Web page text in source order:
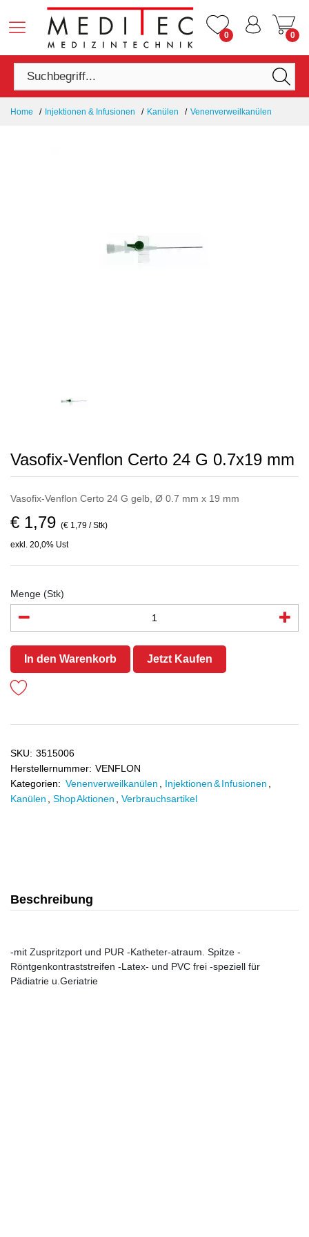
0 0
Home Injektionen & Infusionen Kanülen Venenverweilkanülen
Vasofix-Venflon Certo 24 G 0.7x19 mm
Vasofix-Venflon Certo 24 G gelb, Ø 0.7 mm x 19 mm
€ 1,79 (€ 1,79 / Stk)
exkl. 20,0% Ust
Menge (Stk)
In den Warenkorb Jetzt Kaufen
SKU: 3515006
Herstellernummer: VENFLON
Kategorien: Venenverweilkanülen Injektionen & Infusionen
Kanülen
Shop Aktionen Verbrauchsartikel
Beschreibung
-mit Zuspritzport und PUR -Katheter-atraum. Spitze -
Röntgenkontraststreifen -Latex- und PVC frei -speziell für
Pädiatrie u.Geriatrie